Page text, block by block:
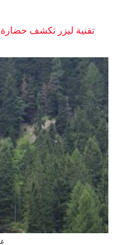
تقنية ليزر تكشف